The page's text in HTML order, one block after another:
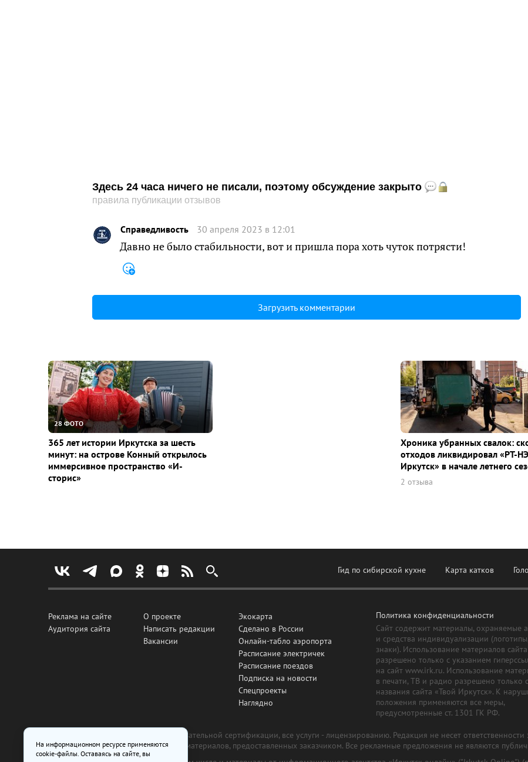
Здесь 24 часа ничего не писали, поэтому обсуждение закрыто
правила публикации отзывов
Справедливость 30 апреля 2023 в 12:01
Давно не было стабильности, вот и пришла пора хоть чуток потрясти!
Загрузить комментарии
28 ФОТО
365 лет истории Иркутска за шесть
минут: на острове Конный открылось
иммерсивное пространство «И-
сторис»
Хроника убранных свалок:
отходов ликвидировал «РТ-
Иркутск» в начале летнего
2 отзыва
Гид по сибирской кухне Карта катков
Реклама на сайте
Аудитория сайта
О проекте
Написать редакции
Вакансии
Экокарта
Сделано в России
Онлайн-табло аэропорта
Расписание электричек
Расписание поездов
Подписка на новости
Спецпроекты
Наглядно
Политика конфиденциальности
Сайт содержит материалы, охраняемые
и средства индивидуализации
знаки). Использование материалов
разрешено только с указанием
на сайт www.irk.ru. Использование
в печати, ТВ и радио разрешено только
названия сайта «Твой Иркутск». К
положения применяются все меры,
предусмотренные ст. 1301 ГК РФ.
Все рекламные товары подлежат обязательной сертификации, все услуги - лицензированию. Редакция не несет
изготовлена и размещена на основе материалов, предоставленных заказчиком. Все рекламные предложения не являются
На информационном ресурсе применяются
cookie-файлы. Оставаясь на сайте, вы